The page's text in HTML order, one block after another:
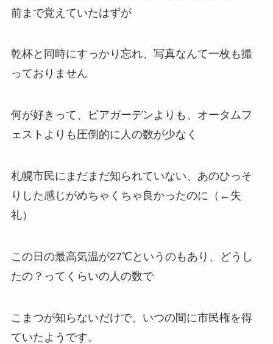
前まで覚えていたはずが
乾杯と同時にすっかり忘れ、写真なんて一枚も撮
っておりません
何が好きって、ビアガーデンよりも、オータムフ
ェストよりも圧倒的に人の数が少なく
札幌市民にまだまだ知られていない、あのひっそ
りした感じがめちゃくちゃ良かったのに（←失
礼）
この日の最高気温が27℃というのもあり、どうし
たの？ってくらいの人の数で
こまつが知らないだけで、いつの間に市民権を得
ていたようです。